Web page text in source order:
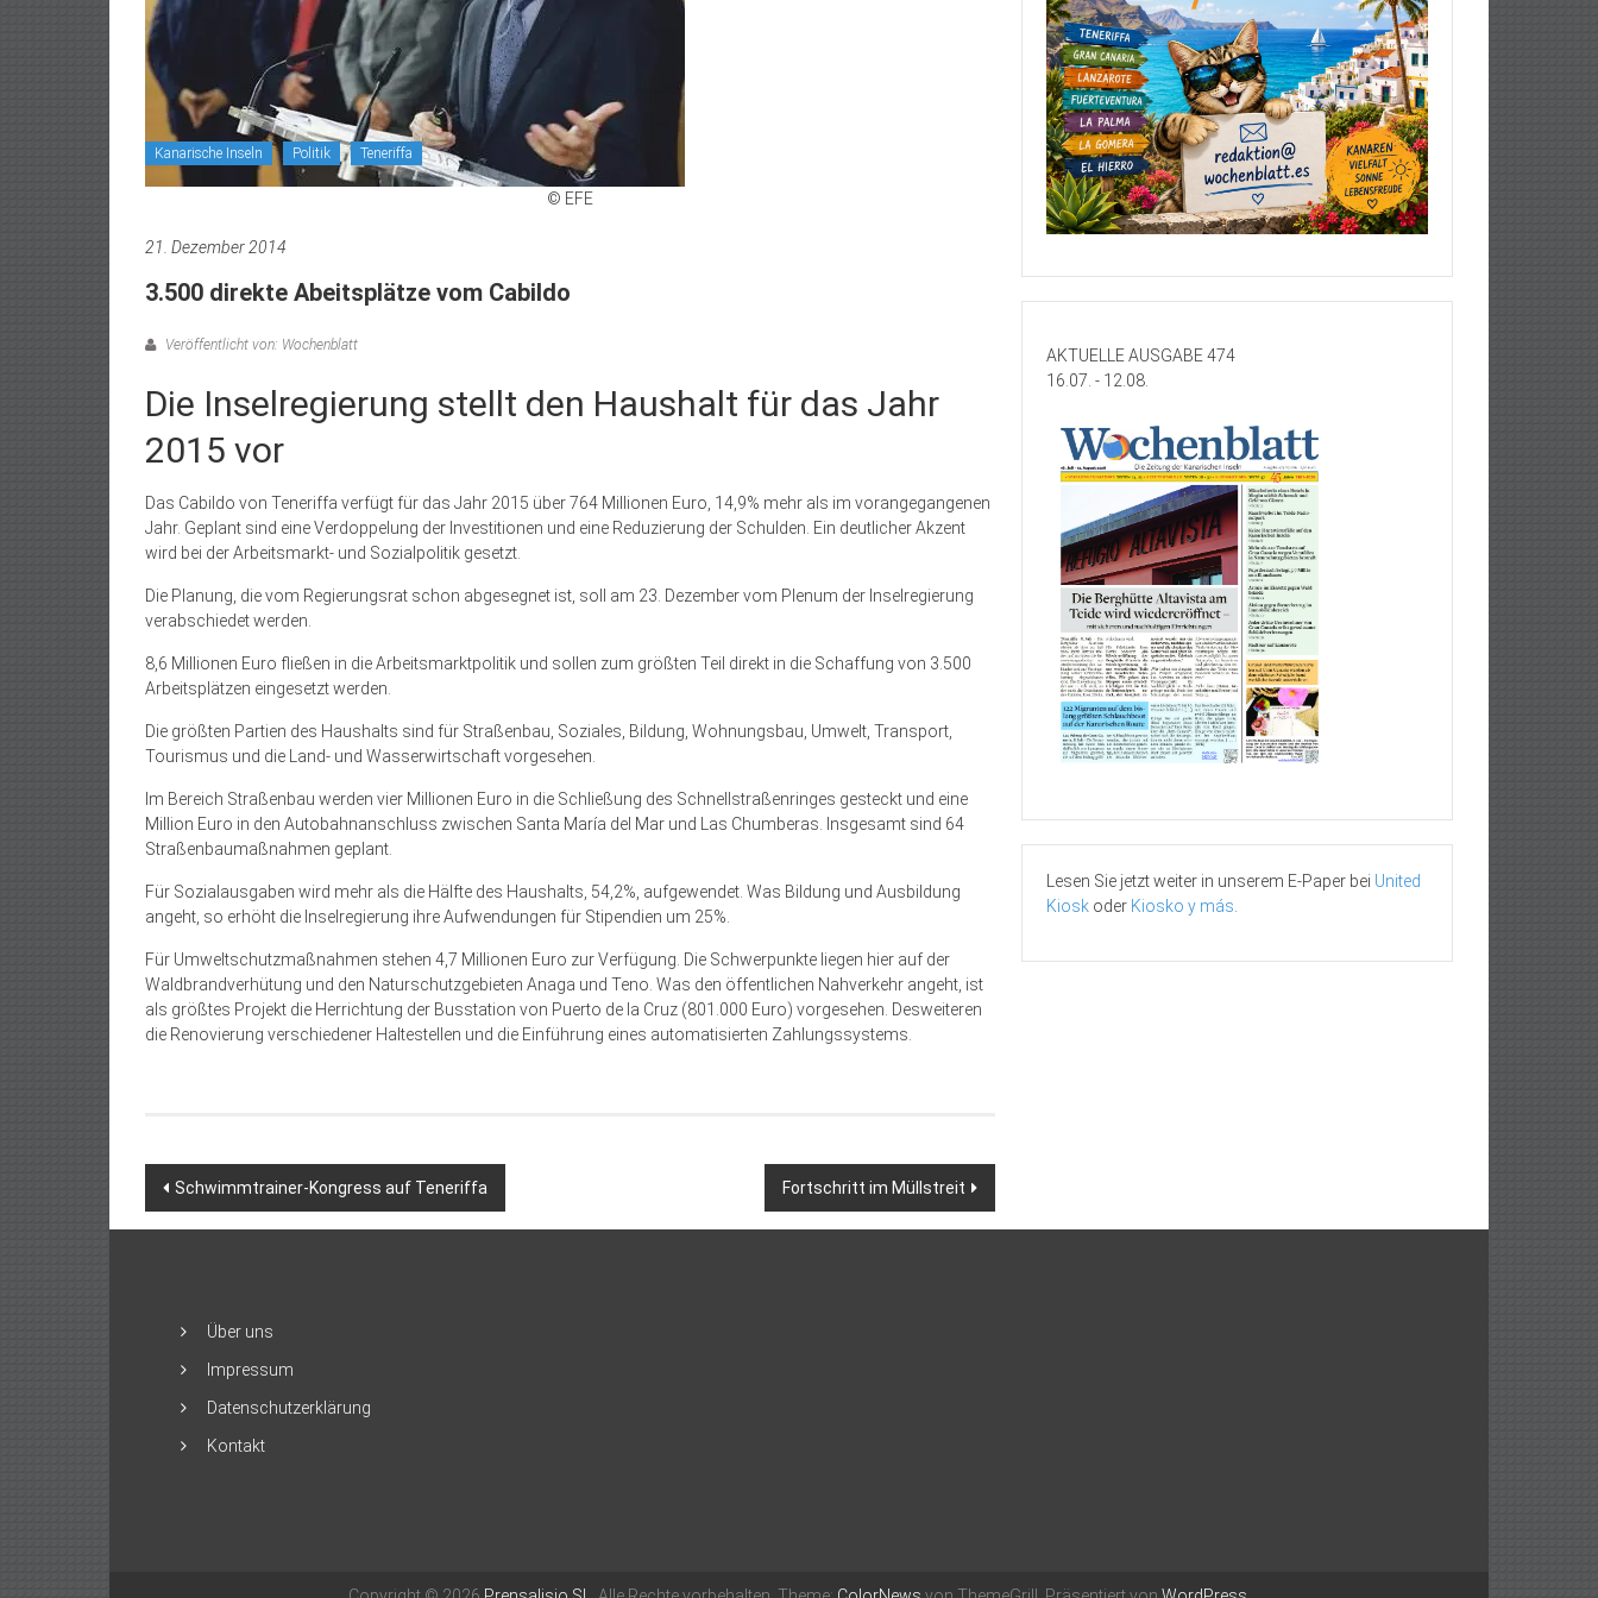
Kanarische Inseln Politik Teneriffa
© EFE
21. Dezember 2014
3.500 direkte Abeitsplätze vom Cabildo
Veröffentlicht von: Wochenblatt
Die Inselregierung stellt den Haushalt für das Jahr
2015 vor
Das Cabildo von Teneriffa verfügt für das Jahr 2015 über 764 Millionen Euro, 14,9% mehr als im vorangegangenen
Jahr. Geplant sind eine Verdoppelung der Investitionen und eine Reduzierung der Schulden. Ein deutlicher Akzent
wird bei der Arbeitsmarkt- und Sozialpolitik gesetzt.
Die Planung, die vom Regierungsrat schon abgesegnet ist, soll am 23. Dezember vom Plenum der Inselregierung
verabschiedet werden.
8,6 Millionen Euro fließen in die Arbeitsmarktpolitik und sollen zum größten Teil direkt in die Schaffung von 3.500
Arbeitsplätzen eingesetzt werden.
Die größten Partien des Haushalts sind für Straßenbau, Soziales, Bildung, Wohnungsbau, Umwelt, Transport,
Tourismus und die Land- und Wasserwirtschaft vorgesehen.
Im Bereich Straßenbau werden vier Millionen Euro in die Schließung des Schnellstraßenringes gesteckt und eine
Million Euro in den Autobahnanschluss zwischen Santa María del Mar und Las Chumberas. Insgesamt sind 64
Straßenbaumaßnahmen geplant.
Für Sozialausgaben wird mehr als die Hälfte des Haushalts, 54,2%, aufgewendet. Was Bildung und Ausbildung
angeht, so erhöht die Inselregierung ihre Aufwendungen für Stipendien um 25%.
Für Umweltschutzmaßnahmen stehen 4,7 Millionen Euro zur Verfügung. Die Schwerpunkte liegen hier auf der
Waldbrandverhütung und den Naturschutzgebieten Anaga und Teno. Was den öffentlichen Nahverkehr angeht, ist
als größtes Projekt die Herrichtung der Busstation von Puerto de la Cruz (801.000 Euro) vorgesehen. Desweiteren
die Renovierung verschiedener Haltestellen und die Einführung eines automatisierten Zahlungssystems.
Beitragsnavigation
Schwimmtrainer-Kongress auf Teneriffa Fortschritt im Müllstreit
AKTUELLE AUSGABE 474
16.07. - 12.08.
Lesen Sie jetzt weiter in unserem E-Paper bei United
Kiosk oder Kiosko y más
Über uns
Impressum
Datenschutzerklärung
Kontakt